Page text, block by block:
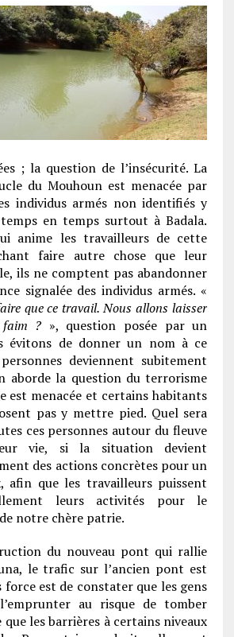
; la question de l’insécurité. La
du Mouhoun est menacée par
individus armés non identifiés y
en temps surtout à Badala.
anime les travailleurs de cette
faire autre chose que leur
ils ne comptent pas abandonner
signalée des individus armés. «
que ce travail. Nous allons laisser
? », question posée par un
évitons de donner un nom à ce
deviennent subitement
aborde la question du terrorisme
est menacée et certains habitants
pas y mettre pied. Quel sera
ces personnes autour du fleuve
vie, si la situation devient
des actions concrètes pour un
afin que les travailleurs puissent
leurs activités pour le
notre chère patrie.
du nouveau pont qui rallie
le trafic sur l’ancien pont est
force est de constater que les gens
au risque de tomber
que les barrières à certains niveaux